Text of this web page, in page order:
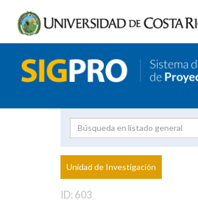
Proyecto
Unidad de Investigación
ID: 603